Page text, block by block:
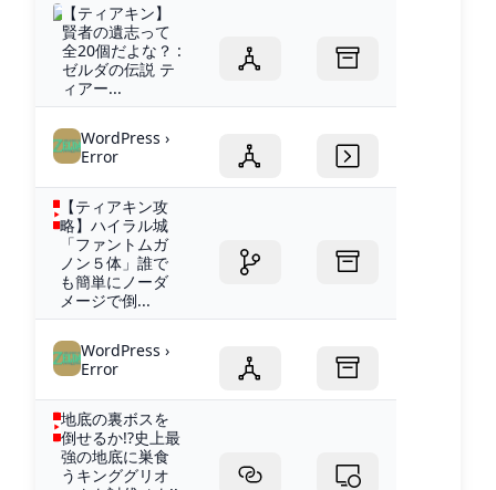
【ティアキン】
賢者の遺志って
全20個だよな？ :
ゼルダの伝説 テ
ィアー...
WordPress ›
Error
【ティアキン攻
略】ハイラル城
「ファントムガ
ノン５体」誰で
も簡単にノーダ
メージで倒...
WordPress ›
Error
地底の裏ボスを
倒せるか!?史上最
強の地底に巣食
うキンググリオ